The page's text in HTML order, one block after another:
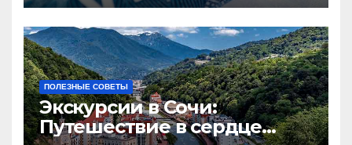
ПОЛЕЗНЫЕ СОВЕТЫ
Экскурсии в Сочи:
Путешествие в сердце